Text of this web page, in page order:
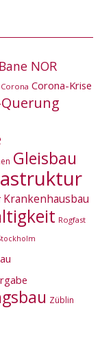
Bane NOR
Corona Corona-Krise
Gleisbau
Krankenhausbau
Rogfast
Züblin